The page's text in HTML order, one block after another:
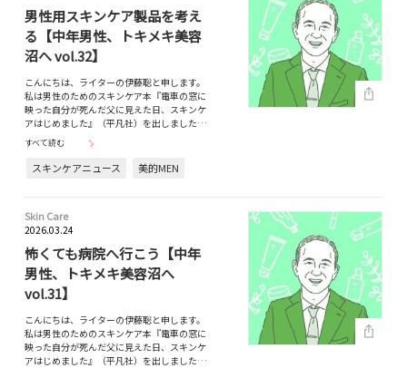
男性用スキンケア製品を考え
る【中年男性、トキメキ美容
沼へ vol.32】
こんにちは、ライターの伊藤聡と申します。
私は男性のためのスキンケア本『電車の窓に
映った自分が死んだ父に見えた日、スキンケ
アはじめました』（平凡社）を出しました…
すべて読む
スキンケアニュース 美的MEN
Skin Care
2026.03.24
怖くても病院へ行こう【中年
男性、トキメキ美容沼へ
vol.31】
こんにちは、ライターの伊藤聡と申します。
私は男性のためのスキンケア本『電車の窓に
映った自分が死んだ父に見えた日、スキンケ
アはじめました』（平凡社）を出しました…